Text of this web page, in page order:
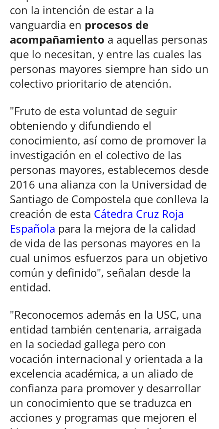
con la intención de estar a la
vanguardia en procesos de
acompañamiento a aquellas personas
que lo necesitan, y entre las cuales las
personas mayores siempre han sido un
colectivo prioritario de atención.
"Fruto de esta voluntad de seguir
obteniendo y difundiendo el
conocimiento, así como de promover la
investigación en el colectivo de las
personas mayores, establecemos desde
2016 una alianza con la Universidad de
Santiago de Compostela que conlleva la
creación de esta Cátedra Cruz Roja
Española para la mejora de la calidad
de vida de las personas mayores en la
cual unimos esfuerzos para un objetivo
común y definido", señalan desde la
entidad.
"Reconocemos además en la USC, una
entidad también centenaria, arraigada
en la sociedad gallega pero con
vocación internacional y orientada a la
excelencia académica, a un aliado de
confianza para promover y desarrollar
un conocimiento que se traduzca en
acciones y programas que mejoren el